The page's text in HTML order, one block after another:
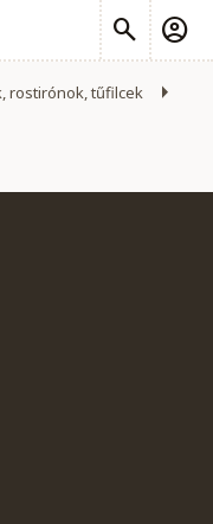
rostirónok, tűfilcek